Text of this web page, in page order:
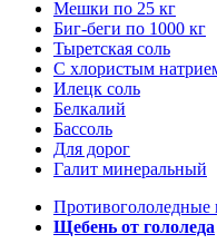
Мешки по 25 кг
Биг-беги по 1000 кг
Тыретская соль
С хлористым
Илецк соль
Белкалий
Бассоль
Для дорог
Галит минеральный
Противогололедные
Щебень от гололеда